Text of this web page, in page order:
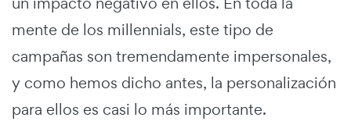
mente de los millennials, este tipo de
campañas son tremendamente impersonales,
y como hemos dicho antes, la personalización
para ellos es casi lo más importante.